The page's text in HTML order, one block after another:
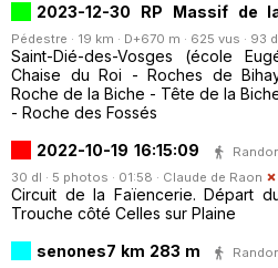
2023-12-30 RP Massif de
Pédestre · 19 km · D+670 m · 625 vus · 93
Saint-Dié-des-Vosges (école
Chaise du Roi - Roches de
Roche de la Biche - Tête de la
- Roche des Fossés
2022-10-19 16:15:09
30 dl · 5 photos · 01:58 · Claude de Raon
Circuit de la Faïencerie. Départ
Trouche côté Celles sur Plaine
senones7 km 283 m